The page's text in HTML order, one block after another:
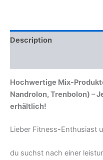
Description
Hochwertige Mix-
Nandrolon, Trenbolon) –
erhältlich!
Lieber Fitness-Enthusiast
du suchst nach einer